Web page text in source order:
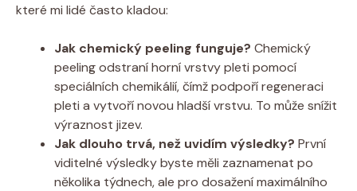
které mi lidé často kladou:
Jak chemický peeling funguje? Chemický
peeling odstraní horní vrstvy pleti pomocí
speciálních chemikálií, čímž podpoří regeneraci
pleti a vytvoří novou hladší vrstvu. To může snížit
výraznost jizev.
Jak dlouho trvá, než uvidím výsledky? První
viditelné výsledky byste měli zaznamenat po
několika týdnech, ale pro dosažení maximálního